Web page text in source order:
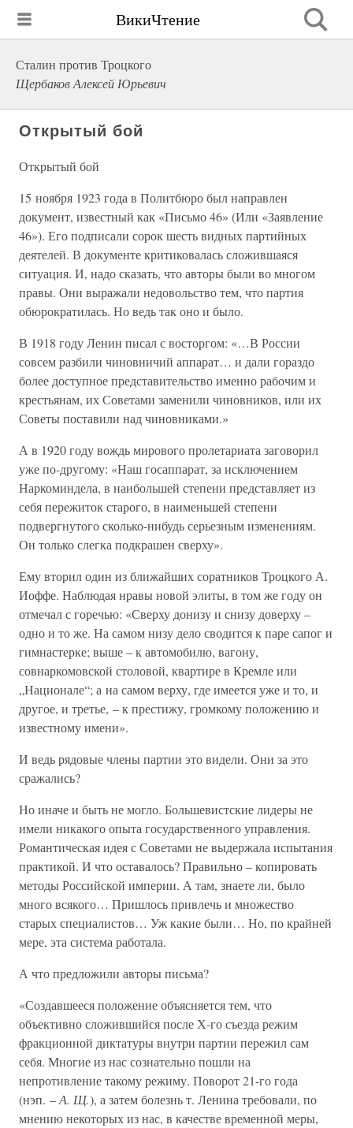
ВикиЧтение
Сталин против Троцкого
Щербаков Алексей Юрьевич
Открытый бой
Открытый бой
15 ноября 1923 года в Политбюро был направлен
документ, известный как «Письмо 46» (Или «Заявление
46»). Его подписали сорок шесть видных партийных
деятелей. В документе критиковалась сложившаяся
ситуация. И, надо сказать, что авторы были во многом
правы. Они выражали недовольство тем, что партия
обюрократилась. Но ведь так оно и было.
В 1918 году Ленин писал с восторгом: «…В России
совсем разбили чиновничий аппарат… и дали гораздо
более доступное представительство именно рабочим и
крестьянам, их Советами заменили чиновников, или их
Советы поставили над чиновниками.»
А в 1920 году вождь мирового пролетариата заговорил
уже по-другому: «Наш госаппарат, за исключением
Наркоминдела, в наибольшей степени представляет из
себя пережиток старого, в наименьшей степени
подвергнутого сколько-нибудь серьезным изменениям.
Он только слегка подкрашен сверху».
Ему вторил один из ближайших соратников Троцкого А.
Иоффе. Наблюдая нравы новой элиты, в том же году он
отмечал с горечью: «Сверху донизу и снизу доверху –
одно и то же. На самом низу дело сводится к паре сапог и
гимнастерке; выше – к автомобилю, вагону,
совнаркомовской столовой, квартире в Кремле или
„Национале“; а на самом верху, где имеется уже и то, и
другое, и третье, – к престижу, громкому положению и
известному имени».
И ведь рядовые члены партии это видели. Они за это
сражались?
Но иначе и быть не могло. Большевистские лидеры не
имели никакого опыта государственного управления.
Романтическая идея с Советами не выдержала испытания
практикой. И что оставалось? Правильно – копировать
методы Российской империи. А там, знаете ли, было
много всякого… Пришлось привлечь и множество
старых специалистов… Уж какие были… Но, по крайней
мере, эта система работала.
А что предложили авторы письма?
«Создавшееся положение объясняется тем, что
объективно сложившийся после Х-го съезда режим
фракционной диктатуры внутри партии пережил сам
себя. Многие из нас сознательно пошли на
непротивление такому режиму. Поворот 21-го года
(нэп. –А. Щ.), а затем болезнь т. Ленина требовали, по
мнению некоторых из нас, в качестве временной меры,